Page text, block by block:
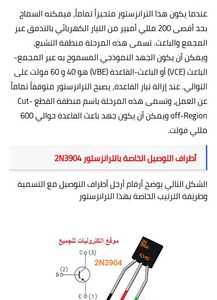
عندما يكون هذا الترانزستور متحيزاً تماماً، فيمكنه السماح
بحد أقصى 200 مللي أمبير من التيار الكهربائي بالتدفق عبر
المجمع والباعث. تسمى هذه المرحلة منطقة التشبع،
ويمكن أن يكون الجهد النموذجي المسموح به عبر المجمع-
الباعث(VCE)أو الباعث-القاعدة(VBE)ه
و 40 و 60 فولت على
التوالي. عند إزالة تيار القاعدة، يصبح الترانزستور متوقفاً تماماً
عن العمل، وتسمى هذه المرحلة باسم منطقة القطعCut-
off-Region
ويمكن أن يكون جهد باعث القاعدة حوالي 600
مللي فولت.
أطراف التوصيل الخاصة بالترانزستور2N3904
الشكل التالي يوضح أرقام أرجل أطراف التوصيل مع التسمية
وطريقة الترتيب الخاصة بهذا الترانزستور